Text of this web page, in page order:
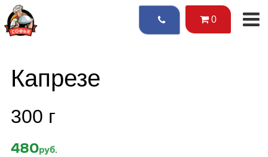
0
Капрезе
300 г
480руб.